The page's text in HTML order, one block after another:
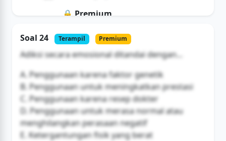
🔒 Premium
Buka Akses
Soal 24 Terampil Premium
Adiksi secara emosional ditandai dengan...
A. Penggunaan karena faktor genetik
B. Penggunaan untuk meningkatkan prestasi
C. Penggunaan karena resep dokter
D. Penggunaan untuk merasa normal atau
menghilangkan perasaan negatif
E. Ketergantungan fisik yang berat